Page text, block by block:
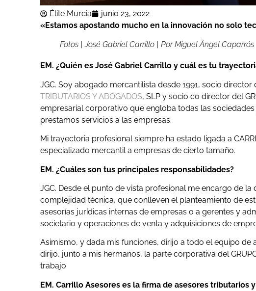
Élite Murcia
junio 23, 2022
«Estamos apostando mucho en la innovación no solo
Fotos | José Gabriel Carrillo | Por Miguel Ángel Caparrós
EM. ¿Quién es José Gabriel Carrillo y cuál es tu
JGC. Soy abogado mercantilista desde 1991, socio
TRIBUTARIOS Y ABOGADOS, SLP y socio co director del
empresarial corporativo que engloba todas las
prestamos servicios a las empresas.
Mi trayectoria profesional siempre ha estado ligada a
especializado mercantil a empresas de cierto tamaño.
EM. ¿Cuáles son tus principales responsabilidades?
JGC. Desde el punto de vista profesional me encargo de
complejidad técnica, que conlleven el planteamiento de
asesorías jurídicas internas de empresas o a gerentes y
societario y operaciones de venta y adquisiciones de
Asimismo, y dada mis funciones, dirijo a todo el equipo de
dirijo, junto a mis hermanos, la parte corporativa del
trabajo
EM. Carrillo Asesores es la firma de asesores tributarios